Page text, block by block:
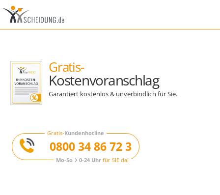
Gratis-
Kostenvoranschlag
Garantiert kostenlos & unverbindlich für Sie.
Gratis-Kundenhotline
0800 34 86 72 3
Mo-So 0-24 Uhrfür SIE da!